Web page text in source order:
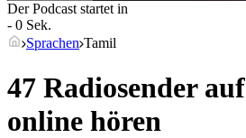
Der Podcast startet in
- 0 Sek.
Sprachen Tamil
47 Radiosender auf
online hören